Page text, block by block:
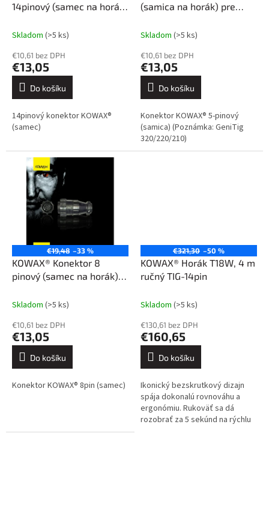
14pinový (samec na horák)
250
Skladom (>5 ks)
€10,61 bez DPH
€13,05
Do košíku
14pinový konektor KOWAX®
(samec)
(samica na horák) pre
Skladom (>5 ks)
€10,61 bez DPH
€13,05
Do košíku
Konektor KOWAX® 5-pinový
(samica) (Poznámka: GeniTig
320/220/210)
€19,48 –33 %
KOWAX® Konektor 8
pinový (samec na horák)
AC/DC
Skladom (>5 ks)
€10,61 bez DPH
€13,05
Do košíku
Konektor KOWAX® 8pin (samec)
€321,30 –50 %
KOWAX® Horák T18W, 4 m
ručný TIG-14pin
Skladom (>5 ks)
€130,61 bez DPH
€160,65
Do košíku
Ikonický bezskrutkový dizajn
spája dokonalú rovnováhu a
ergonómiu. Rukoväť sa dá
rozobrať za 5 sekúnd na rýchlu